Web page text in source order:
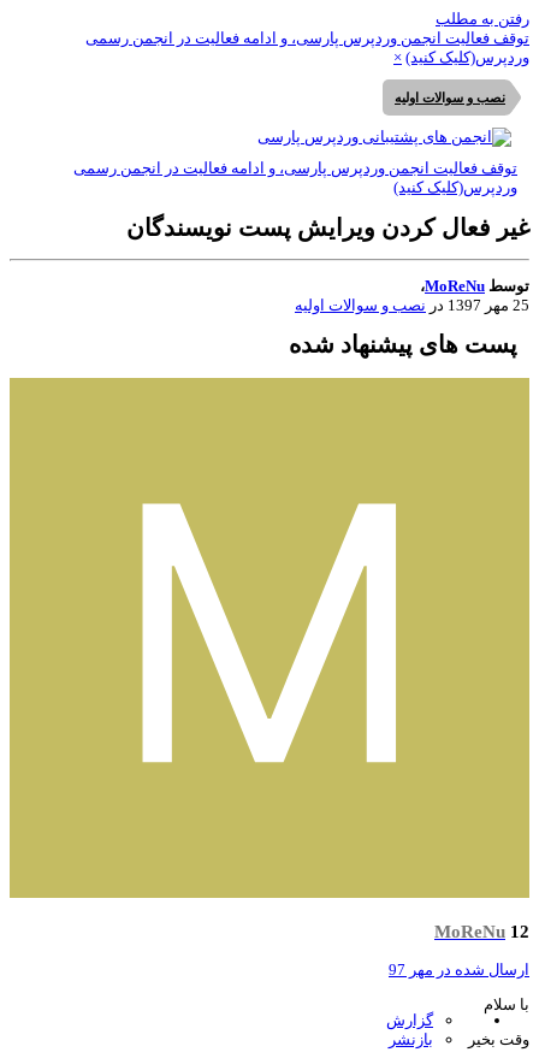
به مطلب
فعالیت انجمن وردپرس پارسی، و ادامه فعالیت در انجمن رسمی
کنید) ×
نصب و سوالات اولیه
توقف فعالیت انجمن وردپرس پارسی، و ادامه فعالیت در انجمن رسمی
وردپرس(کلیک کنید)
فعال کردن ویرایش پست نویسندگان
MoReNu،
در نصب و سوالات اولیه
پست های پیشنهاد شده
MoReNu
شده در مهر 97
گزارش
بازنشر
سلام
بخیر